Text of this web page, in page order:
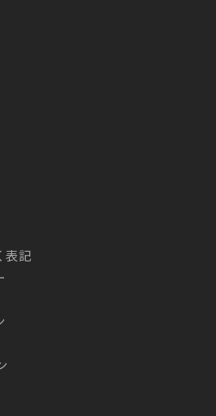
表記